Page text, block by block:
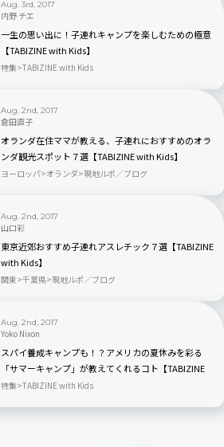
Aug. 3rd, 2017
内野 チエ
一生の思い出に！子連れキャンプを楽しむための極意
【TABIZINE with Kids】
特集 TABIZINE with Kids
Aug. 2nd, 2017
倉田直子
オランダ在住ママが教える、子連れにおすすめのオラ
ンダ観光スポット７選【TABIZINE with Kids】
ヨーロッパ オランダ 現地ルポ／ブログ
Aug. 2nd, 2017
山口彩
東京近郊おすすめ子連れアスレチック７選【TABIZINE
with Kids】
関東 千葉県 現地ルポ／ブログ
Aug. 2nd, 2017
Yoko Nixon
スパイ養成キャンプも！？アメリカの夏休みを彩る
「サマーキャンプ」が教えてくれるコト【TABIZINE
with Kids】
特集 TABIZINE with Kids